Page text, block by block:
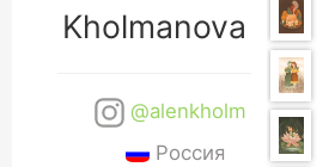
Kholmanova
@alenkholm
Россия